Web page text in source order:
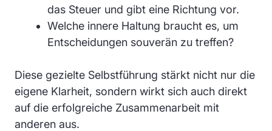
das Steuer und gibt eine Richtung vor.
Welche innere Haltung braucht es, um
Entscheidungen souverän zu treffen?
Diese gezielte Selbstführung stärkt nicht nur die
eigene Klarheit, sondern wirkt sich auch direkt
auf die erfolgreiche Zusammenarbeit mit
anderen aus.